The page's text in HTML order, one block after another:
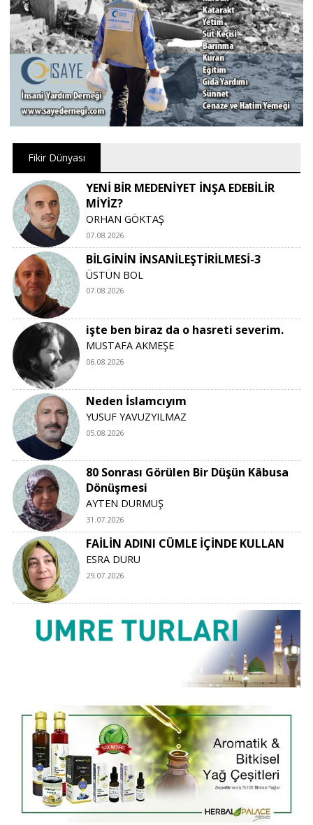
Fikir Dünyası
YENİ BİR MEDENİYET İNŞA EDEBİLİR
MİYİZ?
ORHAN GÖKTAŞ
07.08.2026
BİLGİNİN İNSANİLEŞTİRİLMESİ-3
ÜSTÜN BOL
07.08.2026
işte ben biraz da o hasreti severim.
MUSTAFA AKMEŞE
06.08.2026
Neden İslamcıyım
YUSUF YAVUZYILMAZ
05.08.2026
80 Sonrası Görülen Bir Düşün Kâbusa
Dönüşmesi
AYTEN DURMUŞ
31.07.2026
FAİLİN ADINI CÜMLE İÇİNDE KULLAN
ESRA DURU
29.07.2026